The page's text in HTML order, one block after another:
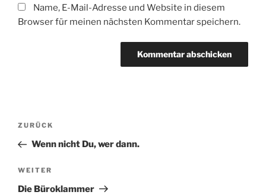
Name, E-Mail-Adresse und Website in diesem
Browser für meinen nächsten Kommentar speichern.
Beitragsnavigation
Vorheriger
Beitrag
ZURÜCK
Wenn nicht Du, wer dann.
Nächster
Beitrag
WEITER
Die Büroklammer